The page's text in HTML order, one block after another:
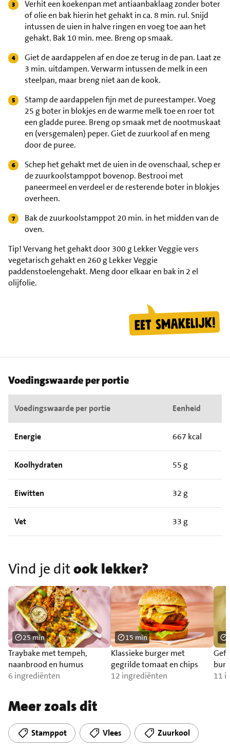
Verhit een koekenpan met antiaanbaklaag zonder boter
of olie en bak hierin het gehakt in ca. 8 min. rul. Snijd
intussen de uien in halve ringen en voeg toe aan het
gehakt. Bak 10 min. mee. Breng op smaak.
Giet de aardappelen af en doe ze terug in de pan. Laat ze
3 min. uitdampen. Verwarm intussen de melk in een
steelpan, maar breng niet aan de kook.
Stamp de aardappelen fijn met de pureestamper. Voeg
25 g boter in blokjes en de warme melk toe en roer tot
een gladde puree. Breng op smaak met de nootmuskaat
en (versgemalen) peper. Giet de zuurkool af en meng
door de puree.
Schep het gehakt met de uien in de ovenschaal, schep er
de zuurkoolstamppot bovenop. Bestrooi met
paneermeel en verdeel er de resterende boter in blokjes
overheen.
Bak de zuurkoolstamppot 20 min. in het midden van de
oven.
Tip!Vervang het gehakt door 300 g Lekker Veggie vers
vegetarisch gehakt en 260 g Lekker Veggie
paddenstoelengehakt. Meng door elkaar en bak in 2 el
olijfolie.
Voedingswaarde per portie
Voedingswaarde per portie Eenheid
Energie 667 kcal
Koolhydraten 55 g
Eiwitten 32 g
Vet 33 g
Vind je ditook lekker?
Traybake met tempeh,
naanbrood en humus
6 ingrediënten
25 min
Klassieke burger met
gegrilde tomaat en chips
12 ingrediënten
15 min
11
Meer zoals dit
Stamppot Vlees Zuurkool